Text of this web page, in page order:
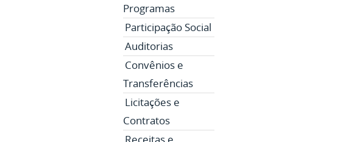
Programas
Participação Social
Auditorias
Convênios e
Transferências
Licitações e
Contratos
Receitas e